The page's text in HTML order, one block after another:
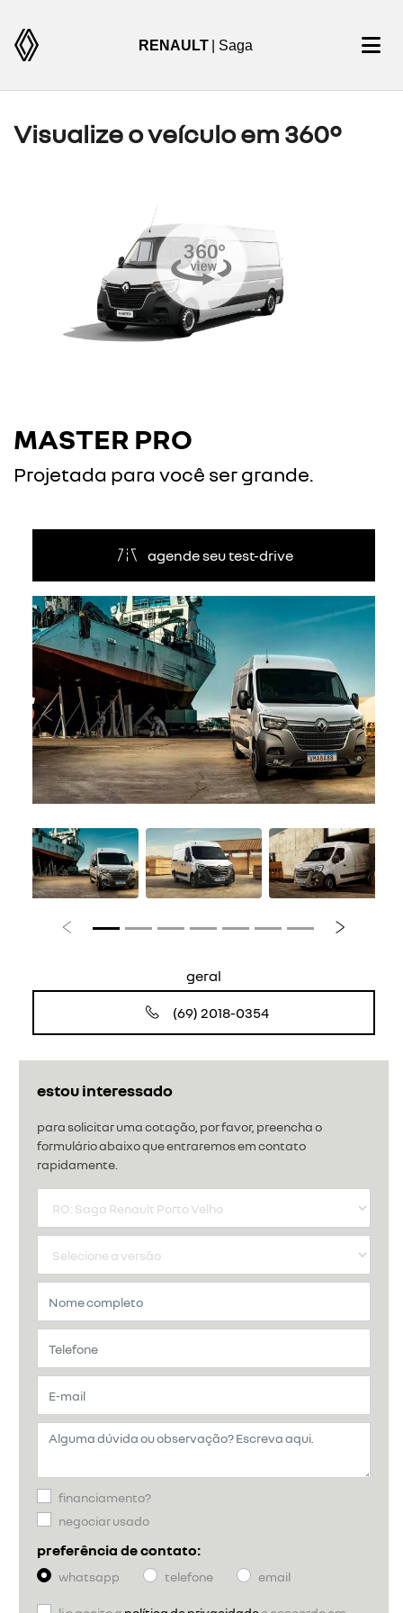
RENAULT | Saga
Visualize o veículo em 360°
MASTER PRO
Projetada para você ser grande.
agende seu test-drive
estou interessado
para solicitar uma cotação, por favor, preencha o
formulário abaixo que entraremos em contato
rapidamente.
financiamento?
negociar usado
preferência de contato:
whatsapp telefone email
Anterior
Anterior Próximo
geral
(69) 2018-0354